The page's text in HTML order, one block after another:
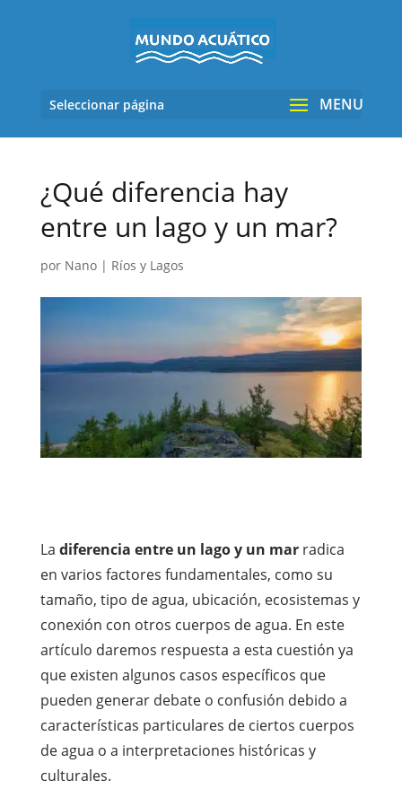
Seleccionar página
¿Qué diferencia hay
entre un lago y un mar?
por Nano| Ríos y Lagos
La diferencia entre un lago y un marradica
en varios factores fundamentales, como su
tamaño, tipo de agua, ubicación, ecosistemas y
conexión con otros cuerpos de agua. En este
artículo daremos respuesta a esta cuestión ya
que existen algunos casos específicos que
pueden generar debate o confusión debido a
características particulares de ciertos cuerpos
de agua o a interpretaciones históricas y
culturales.